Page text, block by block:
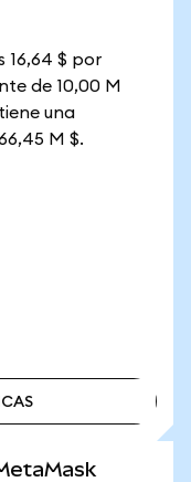
16,64 $ por
de 10,00 M
una
M $.